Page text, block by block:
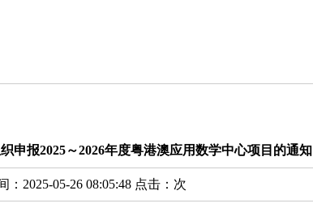
申报2025～2026年度粤港澳应用数学中心项目的通知
：2025-05-26 08:05:48 点击： 次